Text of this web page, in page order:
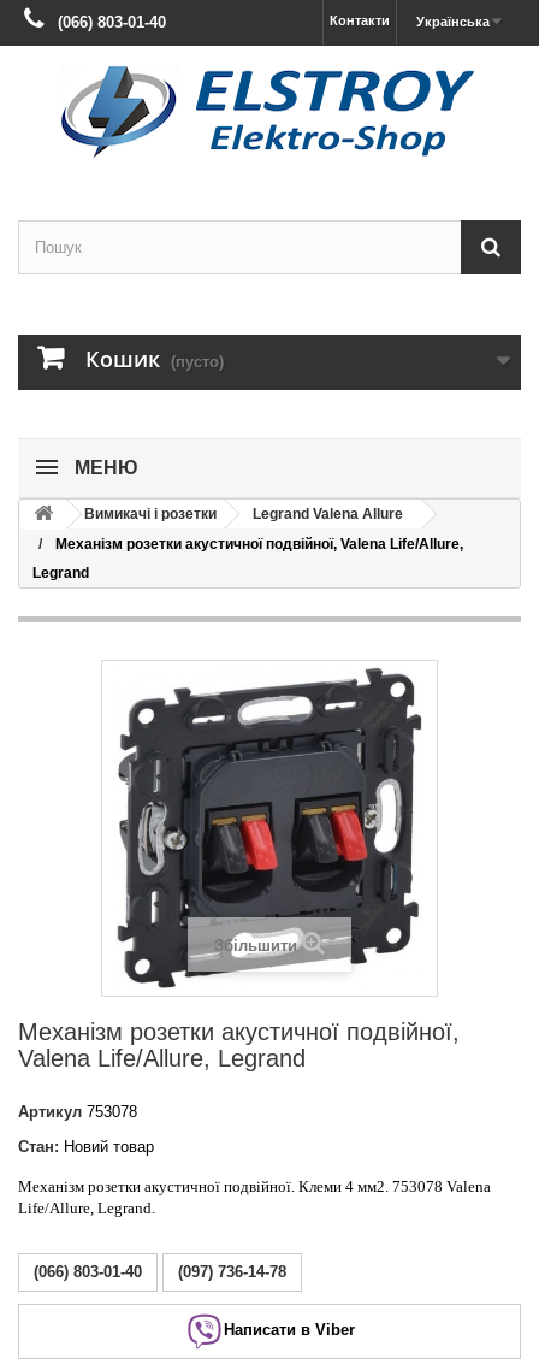
Українська
Контакти
(066) 803-01-40
Кошик (пусто)
МЕНЮ
Вимикачі і розетки
Legrand Valena Allure
Механізм розетки акустичної подвійної, Valena Life/Allure,
Legrand
Збільшити
Механізм розетки акустичної подвійної,
Valena Life/Allure, Legrand
Артикул 753078
Стан: Новий товар
Механізм розетки акустичної подвійної. Клеми 4 мм2. 753078 Valena
Life/Allure, Legrand.
(066) 803-01-40 (097) 736-14-78
Написати в Viber